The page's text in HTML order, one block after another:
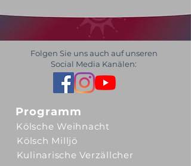
Folgen Sie uns auch auf unseren
Social Media Kanälen:
Programm
Kölsche Weihnacht
Kölsch Milljö
Kulinarische Verzällcher